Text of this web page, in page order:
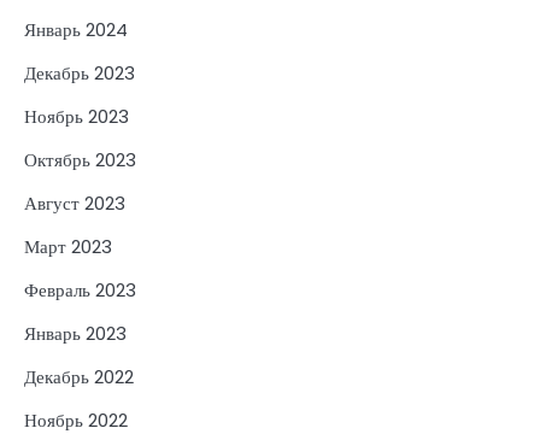
Январь 2024
Декабрь 2023
Ноябрь 2023
Октябрь 2023
Август 2023
Март 2023
Февраль 2023
Январь 2023
Декабрь 2022
Ноябрь 2022